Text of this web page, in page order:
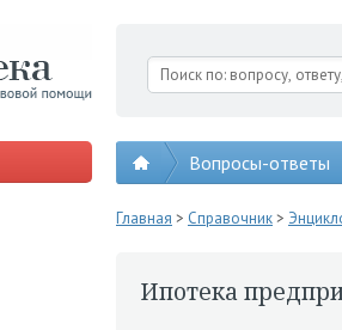
Вопросы-ответы
Главная > Справочник>
Ипотека